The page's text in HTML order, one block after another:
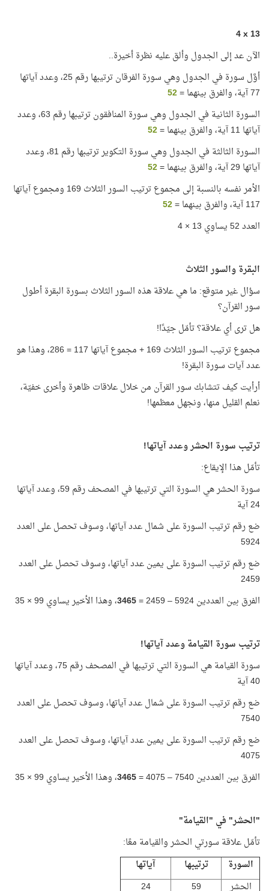
13
x
الآن عد إلى الجدول وألق عليه نظرة أخيرة..
أوَّل سورة في الجدول وهي سورة الفرقان ترتيبها رقم 25، وعدد آياتها
77 آية، والفرق بينهما =
52
السورة الثانية في الجدول وهي سورة المنافقون ترتيبها رقم 63، وعدد
آياتها 11 آية، والفرق بينهما =
52
السورة الثالثة في الجدول وهي سورة التكوير ترتيبها رقم 81، وعدد
آياتها 29 آية، والفرق بينهما =
52
الأمر نفسه بالنسبة إلى مجموع ترتيب السور الثلاث 169 ومجموع آياتها
117 آية، والفرق بينهما =
52
العدد 52 يساوي 13 × 4
البقرة والسور الثلاث
سؤال غير متوقع: ما هي علاقة هذه السور الثلاث بسورة البقرة أطول
سور القرآن؟
هل ترى أي علاقة؟ تأمّل جيّدًا!
مجموع ترتيب السور الثلاث 169 + مجموع آياتها 117 = 286، وهذا هو
عدد آيات سورة البقرة!
أرأيت كيف تتشابك سور القرآن من خلال علاقات ظاهرة وأخرى خفيّة،
نعلم القليل منها، ونجهل معظمها!
ترتيب سورة الحشر وعدد آياتها!
تأمّل هذا الإيقاع:
سورة الحشر هي السورة التي ترتيبها في المصحف رقم 59، وعدد آياتها
24 آية
ضع رقم ترتيب السورة على شمال عدد آياتها، وسوف تحصل على العدد
5924
ضع رقم ترتيب السورة على يمين عدد آياتها، وسوف تحصل على العدد
2459
الفرق بين العددين 5924 – 2459 =
3465، وهذا الأخير يساوي 99 × 35
ترتيب سورة القيامة وعدد آياتها!
سورة القيامة هي السورة التي ترتيبها في المصحف رقم 75، وعدد آياتها
40 آية
ضع رقم ترتيب السورة على شمال عدد آياتها، وسوف تحصل على العدد
7540
ضع رقم ترتيب السورة على يمين عدد آياتها، وسوف تحصل على العدد
4075
الفرق بين العددين 7540 – 4075 =
3465، وهذا الأخير يساوي 99 × 35
"الحشر" في "القيامة"
تأمّل علاقة سورتي الحشر والقيامة معًا:
السورة
ترتيبها
آياتها
الحشر
59
24